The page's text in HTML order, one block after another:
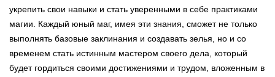
укрепить свои навыки и стать уверенными в себе практиками
магии. Каждый юный маг, имея эти знания, сможет не только
выполнять базовые заклинания и создавать зелья, но и со
временем стать истинным мастером своего дела, который
будет гордиться своими достижениями и трудом, вложенным в